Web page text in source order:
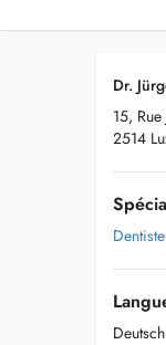
Dr.
15,
2514
Dentiste
Deutsch